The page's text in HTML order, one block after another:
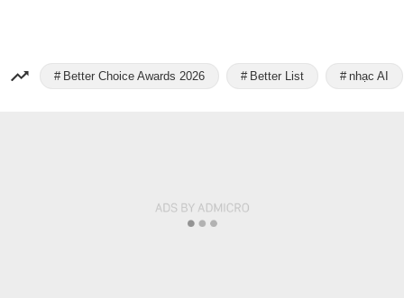
Better Choice Awards 2026 Better List nhạc AI